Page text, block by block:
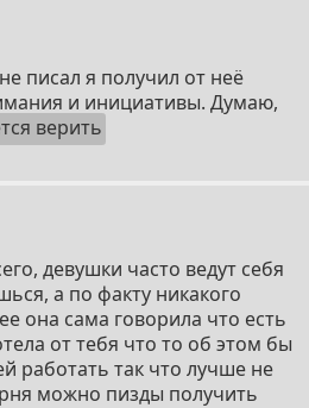
писал я получил от неё
и инициативы. Думаю,
верить
девушки часто ведут себя
а по факту никакого
она сама говорила что есть
от тебя что то об этом бы
работать так что лучше не
можно пизды получить